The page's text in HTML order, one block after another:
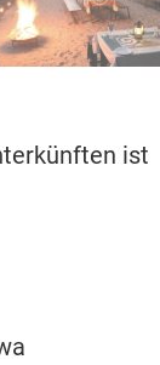
ist